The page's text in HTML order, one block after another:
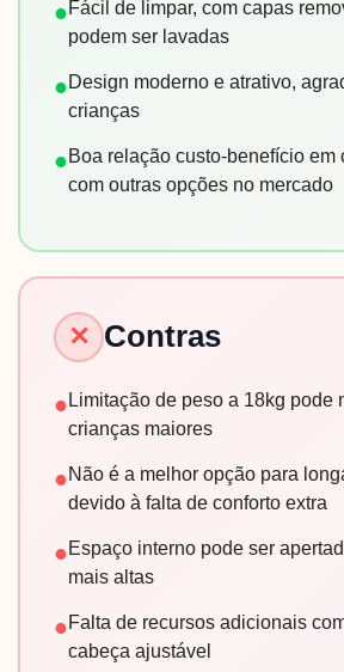
●Fácil de limpar, com capas
podem ser lavadas
●Design moderno e atrativo,
crianças
●Boa relação custo-benefício em
com outras opções no mercado
✕ Contras
● Limitação de peso a 18kg pode
crianças maiores
●Não é a melhor opção para
devido à falta de conforto extra
●Espaço interno pode ser
mais altas
●Falta de recursos adicionais
cabeça ajustável